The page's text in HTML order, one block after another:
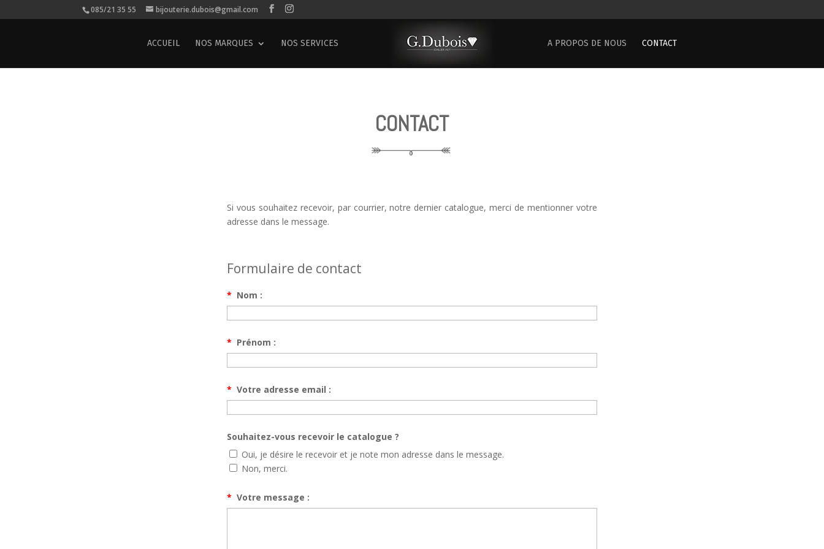
085/21 35 55 bijouterie.dubois@gmail.com
ACCUEIL NOS MARQUES NOS SERVICES A PROPOS DE NOUS CONTACT
CONTACT
Si vous souhaitez recevoir, par courrier, notre dernier catalogue, merci de mentionner votre
adresse dans le message.
Formulaire de contact
* Nom :
* Prénom :
* Votre adresse email :
Souhaitez-vous recevoir le catalogue ?
Oui, je désire le recevoir et je note mon adresse dans le message.
Non, merci.
* Votre message :